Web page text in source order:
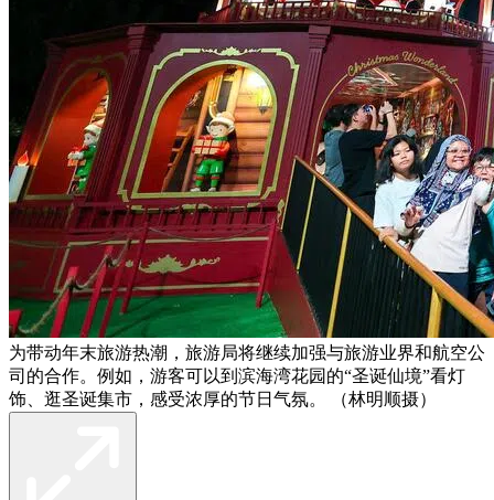
为带动年末旅游热潮，旅游局将继续加强与旅游业界和航空公
司的合作。例如，游客可以到滨海湾花园的“圣诞仙境”看灯
饰、逛圣诞集市，感受浓厚的节日气氛。 （林明顺摄）